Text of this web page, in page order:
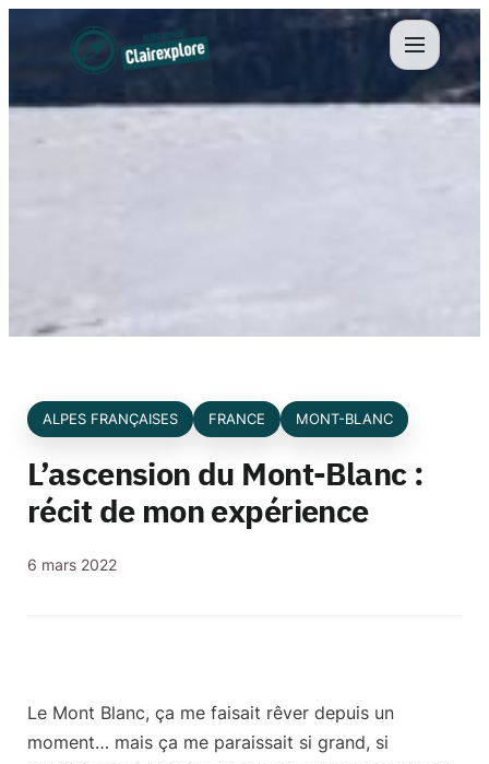
ALPES FRANÇAISES FRANCE MONT-BLANC
L’ascension du Mont-Blanc :
récit de mon expérience
6 mars 2022
Le Mont Blanc, ça me faisait rêver depuis un
moment… mais ça me paraissait si grand, si